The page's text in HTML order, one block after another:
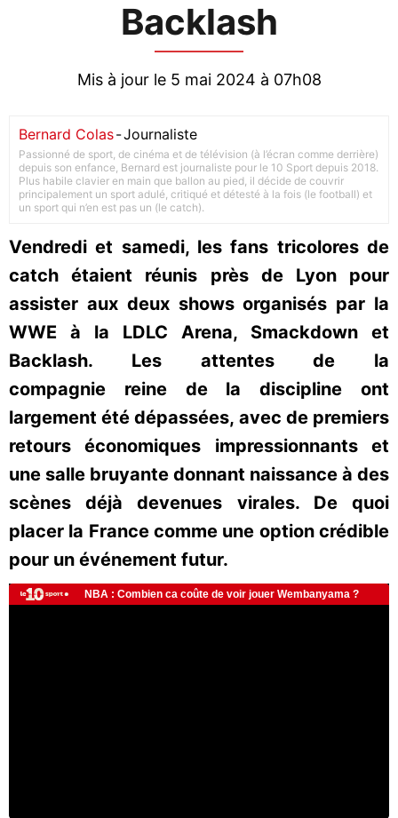
Backlash
Mis à jour le 5 mai 2024 à 07h08
Bernard Colas-Journaliste
Passionné de sport, de cinéma et de télévision (à l’écran comme derrière)
depuis son enfance, Bernard est journaliste pour le 10 Sport depuis 2018.
Plus habile clavier en main que ballon au pied, il décide de couvrir
principalement un sport adulé, critiqué et détesté à la fois (le football) et
un sport qui n’en est pas un (le catch).
Vendredi et samedi, les fans tricolores de
catch étaient réunis près de Lyon pour
assister aux deux shows organisés par la
WWE à la LDLC Arena, Smackdown et
Backlash. Les attentes de la
compagnie reine de la discipline ont
largement été dépassées, avec de premiers
retours économiques impressionnants et
une salle bruyante donnant naissance à des
scènes déjà devenues virales. De quoi
placer la France comme une option crédible
pour un événement futur.